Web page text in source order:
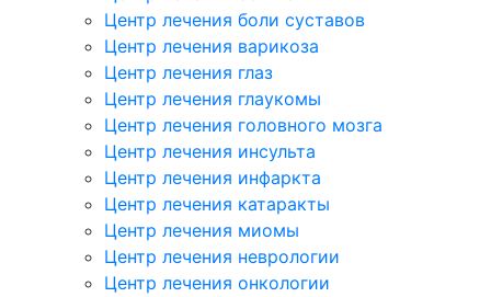
Центр лечения боли суставов
Центр лечения варикоза
Центр лечения глаз
Центр лечения глаукомы
Центр лечения головного мозга
Центр лечения инсульта
Центр лечения инфаркта
Центр лечения катаракты
Центр лечения миомы
Центр лечения неврологии
Центр лечения онкологии